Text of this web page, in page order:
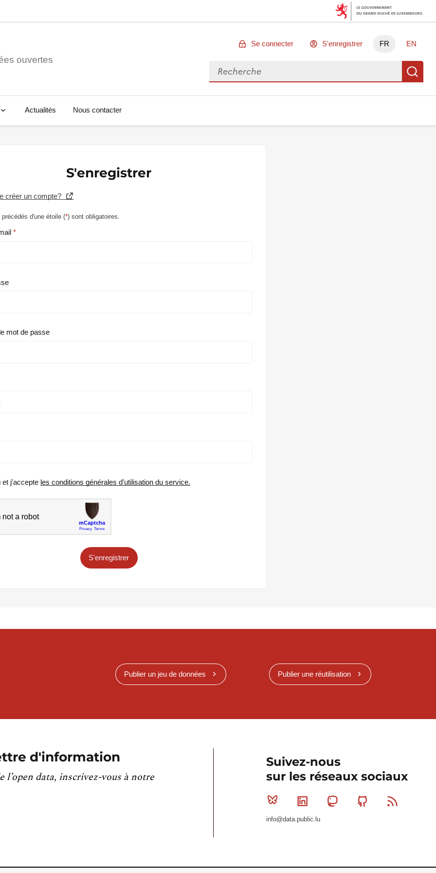
ouvertes
Se connecter S'enregistrer FR EN
Rechercher des données
Actualités Nous contacter
S'enregistrer
créer un compte?
d'une étoile (*) sont obligatoires.
mot de passe
et j'accepte les conditions générales d'utilisation du service.
S'enregistrer
Publier un jeu de données Publier une réutilisation
d'information
l’open data, inscrivez-vous à notre
Suivez-nous
sur les réseaux sociaux
Bluesky Linkedin MastodonGithub
info@data.public.lu